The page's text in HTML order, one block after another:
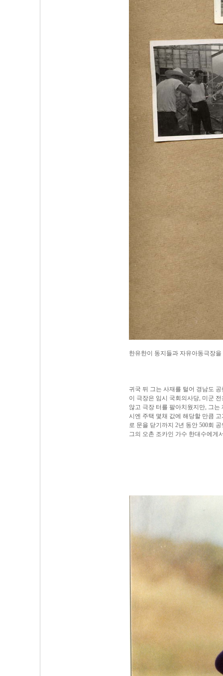
한유한이 동지들과 자유아동극장
귀국 뒤 그는 사재를 털어 경남도
이 극장은 임시 국회의사당, 미군
않고 극장 터를 팔아치웠지만, 그는
시엔 주택 몇채 값에 해당할 만큼
로 문을 닫기까지 2년 동안 500회
그의 오촌 조카인 가수 한대수에게